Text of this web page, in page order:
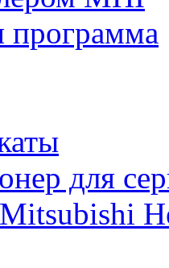
программа
для